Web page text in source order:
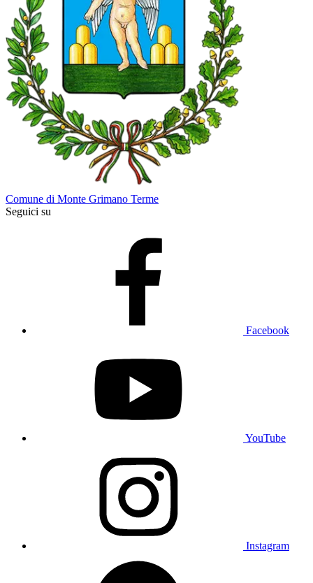
Comune di Monte Grimano Terme
Seguici su
Facebook
YouTube
Instagram